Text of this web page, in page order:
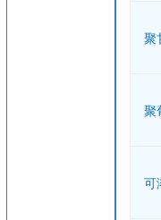
聚
聚
可